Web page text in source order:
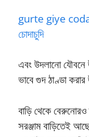
gurte giye
চোদাচুদি
এবং উদলানো
ভাবে গুদ ঠাণ্ডা
বাড়ি থেকে
সরঞ্জাম বাড়িতেই